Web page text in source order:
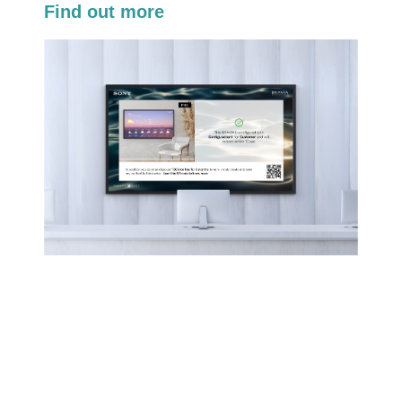
Find out more